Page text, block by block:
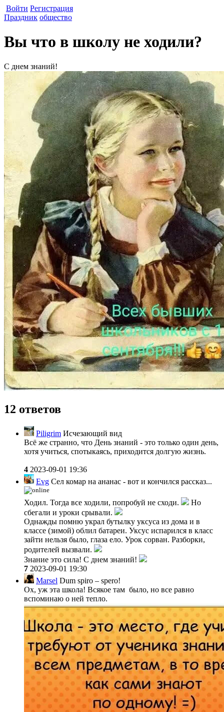
Войти Регистрация
Праздник общество
Вы что в школу не ходили?
С днем знаний!
12 ответов
Piligrim Исчезающий вид
Всё же странно, что День знаний - это только один день,
хотя учиться, спотыкаясь, приходится долгую жизнь.
4 2023-09-01 19:36
Evg Сел комар на ананас - вот и кончился рассказ...
Ходил. Тогда все ходили, попробуй не сходи.
Но
сбегали и уроки срывали.
Однажды помню украл бутылку уксуса из дома и в
классе (зимой) облил батареи. Уксус испарился в класс
зайти нельзя было, глаза ело. Урок сорван. Разборки,
родителей вызвали.
Знание это сила! С днем знаний!
7 2023-09-01 19:30
Marsel Dum spiro – spero!
Ох, уж эта школа! Всякое там было, но все равно
вспоминаю о ней тепло.